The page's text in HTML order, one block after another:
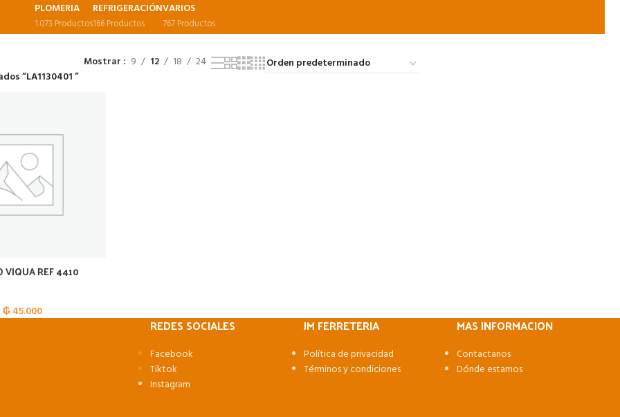
PLOMERIA
1.073 Productos
REFRIGERACIÓN
166 Productos
VARIOS
767 Productos
“LA1130401 ”
Mostrar 9 12 18 24
VIQUA REF 4410
₲ 45.000
REDES SOCIALES
Facebook
Tiktok
Instagram
JM FERRETERIA
Política de privacidad
Términos y condiciones
MAS INFORMACION
Contactanos
Dónde estamos